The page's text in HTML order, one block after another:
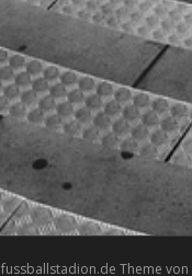
fussballstadion.de Theme von